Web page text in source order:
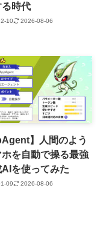
る時代
10 2026-08-06
】人間のよう
を自動で操る最強
を使ってみた
09 2026-08-06